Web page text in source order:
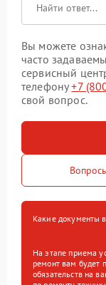
Вы можете
часто
сервисный
телефону+7
свой вопрос.
Какие документы
На этапе приема
ремонт вам будет
обязательств на